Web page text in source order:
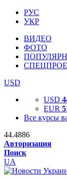
РУС
УКР
ВИДЕО
ФОТО
USD
USD
EUR
Все курсы
44.4886
Авторизация
Поиск
UA